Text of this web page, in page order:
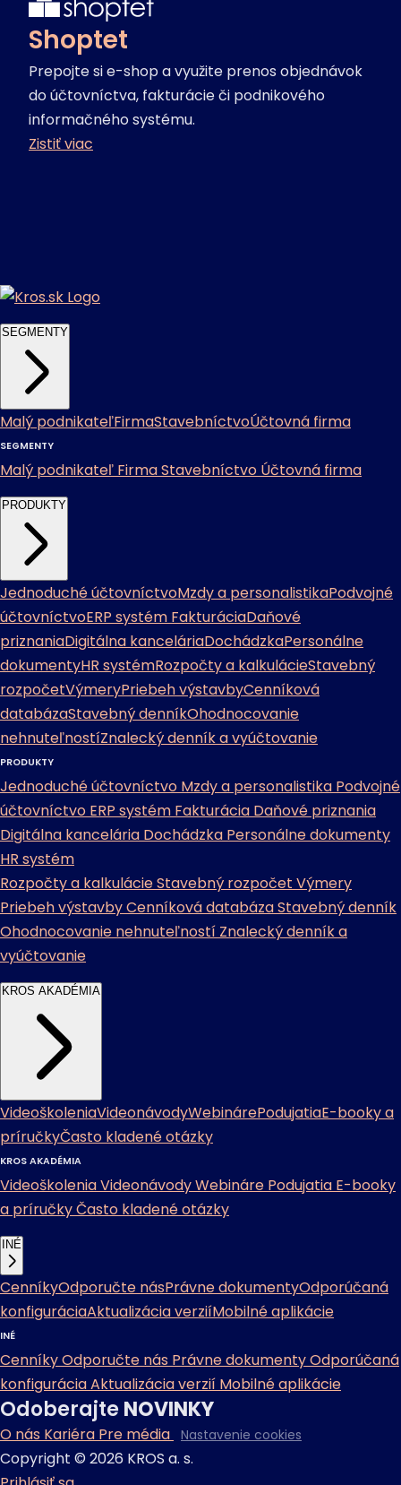
Shoptet
Prepojte si e-shop a využite prenos objednávok
do účtovníctva, fakturácie či podnikového
informačného systému.
Zistiť viac
SEGMENTY
Malý podnikateľFirmaStavebníctvoÚčtovná firma
SEGMENTY
Malý podnikateľ FirmaStavebníctvo Účtovná firma
PRODUKTY
Jednoduché účtovníctvoMzdy a personalistikaPodvojné
účtovníctvoERP systém FakturáciaDaňové
priznaniaDigitálna kanceláriaDochádzkaPersonálne
dokumentyHR systémRozpočty a kalkulácieStavebný
rozpočetVýmeryPriebeh výstavbyCenníková
databázaStavebný denníkOhodnocovanie
nehnuteľnostíZnalecký denník a vyúčtovanie
PRODUKTY
Jednoduché účtovníctvo Mzdy a personalistika Podvojné
účtovníctvo ERP systém Fakturácia Daňové priznania
Digitálna kancelária Dochádzka Personálne dokumenty
HR systém
Rozpočty a kalkulácieStavebný rozpočet Výmery
Priebeh výstavbyCenníková databázaStavebný denník
Ohodnocovanie nehnuteľností Znalecký denník a
vyúčtovanie
KROS AKADÉMIA
VideoškoleniaVideonávodyWebinárePodujatiaE-booky a
príručkyČasto kladené otázky
KROS AKADÉMIA
VideoškoleniaVideonávodyWebináre Podujatia E-booky
a príručkyČasto kladené otázky
INÉ
CenníkyOdporučte násPrávne dokumentyOdporúčaná
konfiguráciaAktualizácia verziíMobilné aplikácie
INÉ
CenníkyOdporučte nás Právne dokumentyOdporúčaná
konfiguráciaAktualizácia verzií Mobilné aplikácie
Odoberajte NOVINKY
O nás Kariéra Pre média Nastavenie cookies
Copyright © 2026 KROS a. s.